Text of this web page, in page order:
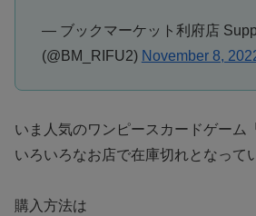
— ブックマーケット利府店
(@BM_RIFU2) November 8,
いま人気のワンピースカードゲーム
いろいろなお店で在庫切れとなって
購入方法は